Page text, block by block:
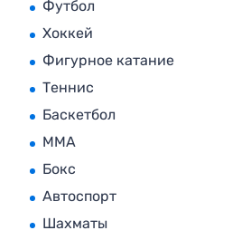
Футбол
Хоккей
Фигурное катание
Теннис
Баскетбол
MMA
Бокс
Автоспорт
Шахматы